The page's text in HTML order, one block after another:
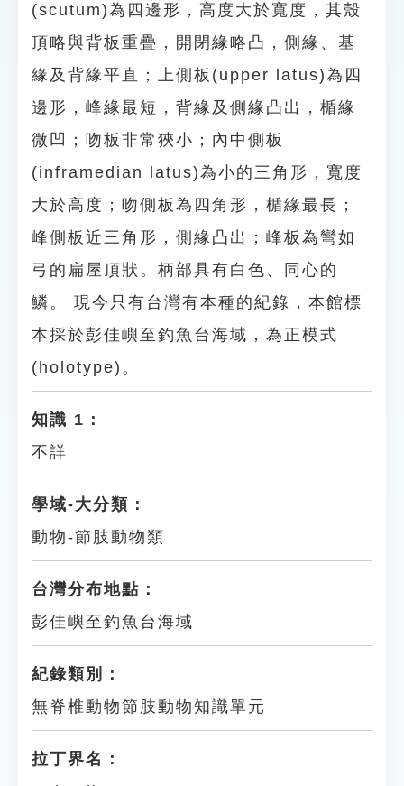
(scutum)為四邊形，高度大於寬度，其殼
頂略與背板重疊，開閉緣略凸，側緣、基
緣及背緣平直；上側板(upper latus)為四
邊形，峰緣最短，背緣及側緣凸出，楯緣
微凹；吻板非常狹小；內中側板
(inframedian latus)為小的三角形，寬度
大於高度；吻側板為四角形，楯緣最長；
峰側板近三角形，側緣凸出；峰板為彎如
弓的扁屋頂狀。柄部具有白色、同心的
鱗。 現今只有台灣有本種的紀錄，本館標
本採於彭佳嶼至釣魚台海域，為正模式
(holotype)。
知識 1：
不詳
學域-大分類：
動物-節肢動物類
台灣分布地點：
彭佳嶼至釣魚台海域
紀錄類別：
無脊椎動物節肢動物知識單元
拉丁界名：